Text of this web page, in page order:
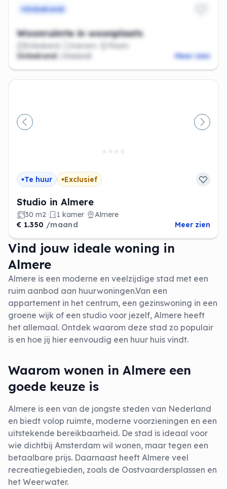
Onbekend
Woonruimte in woonplaats
Onbekend Kamers
Plaats
Onbekend
/maand Meer zien
Vorige
Te huur Exclusief
Studio in Almere
30 m2 1 kamer
Almere
€ 1.350 /maand Meer zien
Vind jouw ideale woning in
Almere
Almere is een moderne en veelzijdige stad met een
ruim aanbod aan huurwoningen.Van een
appartement in het centrum, een gezinswoning in een
groene wijk of een studio voor jezelf, Almere heeft
het allemaal. Ontdek waarom deze stad zo populair
is en hoe jij hier eenvoudig een huur huis vindt.
Waarom wonen in Almere een
goede keuze is
Almere is een van de jongste steden van Nederland
en biedt volop ruimte, moderne voorzieningen en een
uitstekende bereikbaarheid. De stad is ideaal voor
wie dichtbij Amsterdam wil wonen, maar tegen een
betaalbare prijs. Daarnaast heeft Almere veel
recreatiegebieden, zoals de Oostvaardersplassen en
het Weerwater.